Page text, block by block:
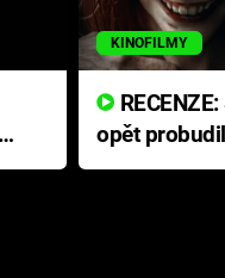
KINOFILMY
opět
přichází s